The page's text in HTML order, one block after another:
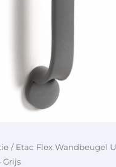
/ Etac Flex Wandbeugel
Grijs